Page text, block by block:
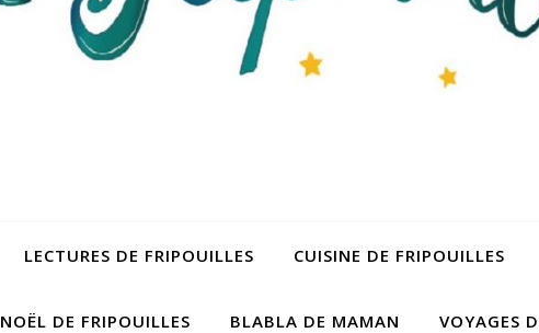
LECTURES DE FRIPOUILLES CUISINE DE FRIPOUILLES
NOËL DE FRIPOUILLES BLABLA DE MAMAN VOYAGES